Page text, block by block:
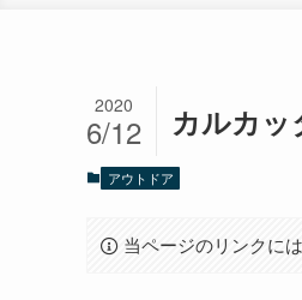
カルカ
2020
6/12
アウトドア
当ページのリンクに